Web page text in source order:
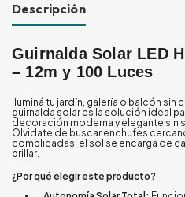
Descripción
Guirnalda Solar LED
– 12m y 100 Luces
Iluminá tu jardín, galería o balcón
guirnalda solar es la solución ideal
decoración moderna y elegante sin
Olvidate de buscar enchufes
complicadas: el sol se encarga de
brillar.
¿Por qué elegir este producto?